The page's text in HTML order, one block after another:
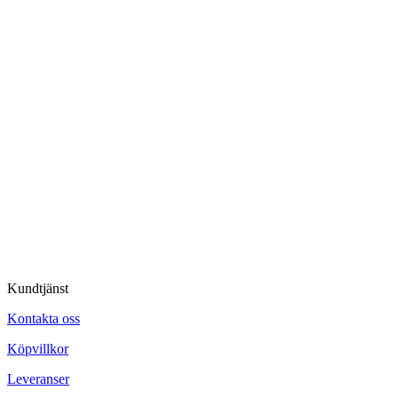
Kundtjänst
Kontakta oss
Köpvillkor
Leveranser